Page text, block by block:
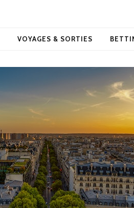
VOYAGES & SORTIES